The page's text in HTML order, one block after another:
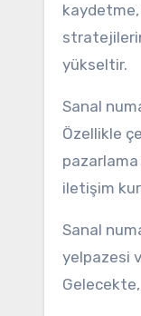
yükseltir.
Sanal
Özellikle
iletişim
Sanal
yelpazesi